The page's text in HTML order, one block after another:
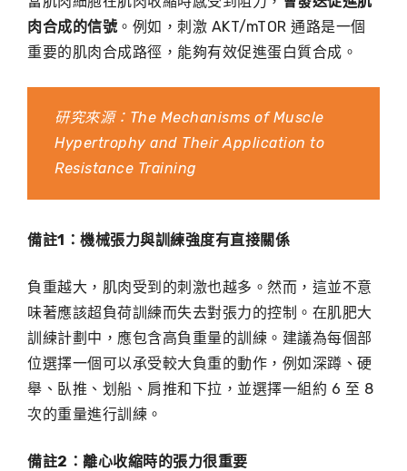
肉合成的信號 。例如，刺激 AKT/mTOR 通路是一個
重要的肌肉合成路徑，能夠有效促進蛋白質合成。
研究來源： The Mechanisms of Muscle
Hypertrophy and Their Application to
Resistance Training
備註1：機械張力與訓練強度有直接關係
負重越大，肌肉受到的刺激也越多。然而，這並不意
味著應該超負荷訓練而失去對張力的控制。在肌肥大
訓練計劃中，應包含高負重量的訓練。建議為每個部
位選擇一個可以承受較大負重的動作，例如深蹲、硬
舉、臥推、划船、肩推和下拉，並選擇一組約 6 至 8
次的重量進行訓練。
備註2：離心收縮時的張力很重要